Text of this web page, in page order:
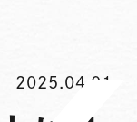
2025.04.01